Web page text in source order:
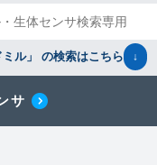
ミル」 の検索はこちら
↓
サ